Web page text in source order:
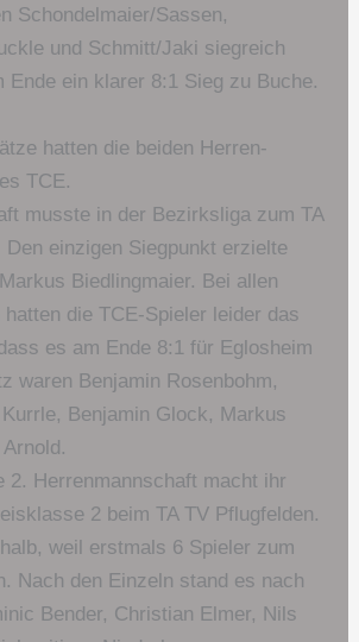
Schondelmaier/Sassen,
und Schmitt/Jaki siegreich
Ende ein klarer 8:1 Sieg zu Buche.
hatten die beiden Herren-
TCE.
musste in der Bezirksliga zum TA
Den einzigen Siegpunkt erzielte
Biedlingmaier. Bei allen
hatten die TCE-Spieler leider das
es am Ende 8:1 für Eglosheim
waren Benjamin Rosenbohm,
Benjamin Glock, Markus
2. Herrenmannschaft macht ihr
2 beim TA TV Pflugfelden.
weil erstmals 6 Spieler zum
Nach den Einzeln stand es nach
Bender, Christian Elmer, Nils